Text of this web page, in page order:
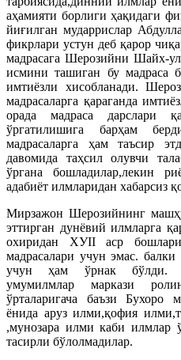
аҳамияти борлиги ҳақидаги
йиғилган мударрислар
фикрлари устун деб қарор
мадрасага Шерозийни Шайх-
исмини ташиган бу мадраса
имтиёзли хисобланади.
мадрасаларга қараганда
орада мадраса дарслари
ўргатилишига барҳам
мадрасаларга ҳам таъсир
давомида таҳсил олувчи
ўргана бошладилар,лекин
адабиёт илмларидан хабарсиз
Мирзажон Шерозийнинг
эттирган дунёвий илмларга
охиридан ХУII аср
мадрасалари учун эмас.
учун ҳам ўрнак бўлди.
умумилмлар маркази
ўрталаригача баъзи Бухоро
ёнида аруз илми,қофия
,мунозара илми каби илмлар
тасирли бўлолмадилар.